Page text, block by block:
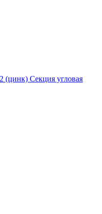
Секция угловая